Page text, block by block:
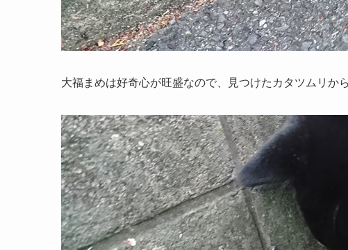
大福まめは好奇心が旺盛なので、見つけたカタツムリか